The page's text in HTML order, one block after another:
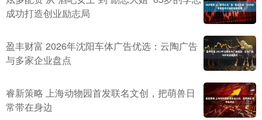
成功打造创业励志局
盈丰财富 2026年沈阳车体广告优选：云陶广告
与多家企业盘点
睿新策略 上海动物园首发联名文创，把萌兽日
常带在身边